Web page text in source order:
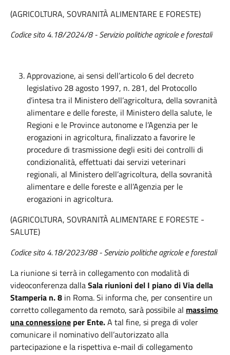
(AGRICOLTURA, SOVRANITÀ ALIMENTARE E FORESTE)
Codice sito 4.18/2024/8 - Servizio politiche agricole e forestali
Approvazione, ai sensi dell’articolo 6 del decreto
legislativo 28 agosto 1997, n. 281, del Protocollo
d’intesa tra il Ministero dell’agricoltura, della sovranità
alimentare e delle foreste, il Ministero della salute, le
Regioni e le Province autonome e l’Agenzia per le
erogazioni in agricoltura, finalizzato a favorire le
procedure di trasmissione degli esiti dei controlli di
condizionalità, effettuati dai servizi veterinari
regionali, al Ministero dell’agricoltura, della sovranità
alimentare e delle foreste e all’Agenzia per le
erogazioni in agricoltura.
(AGRICOLTURA, SOVRANITÀ ALIMENTARE E FORESTE -
SALUTE)
Codice sito 4.18/2023/88 - Servizio politiche agricole e forestali
La riunione si terrà in collegamento con modalità di
videoconferenza dallaSala riunioni del I piano di Via della
Stamperia n. 8 in Roma. Si informa che, per consentire un
corretto collegamento da remoto, sarà possibile al massimo
una connessione per Ente.A tal fine, si prega di voler
comunicare il nominativo dell’autorizzato alla
partecipazione e la rispettiva e-mail di collegamento